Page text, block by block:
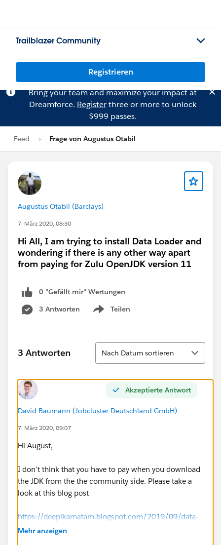
Trailblazer Community
Registrieren
Bring your team and maximize your impact at
Dreamforce. Registerthree or more to unlock
$999 passes.
Feed Frage von Augustus Otabil
Augustus Otabil (Barclays)
7. März 2020, 08:30
Hi All, I am trying to install Data Loader and
wondering if there is any other way apart
from paying for Zulu OpenJDK version 11
0 "Gefällt mir"-Wertungen
3 Antworten
Teilen
Show menu
3 Antworten
Sortieren
Nach Datum sortieren
Akzeptierte Antwort
David Baumann (Jobcluster Deutschland GmbH)
7. März 2020, 09:07
Hi August,
I don't think that you have to pay when you download
the JDK from the the community side. Please take a
look at this blog post
https://deepikamatam.blogspot.com/2019/09/data-
loader-with-zulu-open-jdk-11.html
Mehr anzeigen